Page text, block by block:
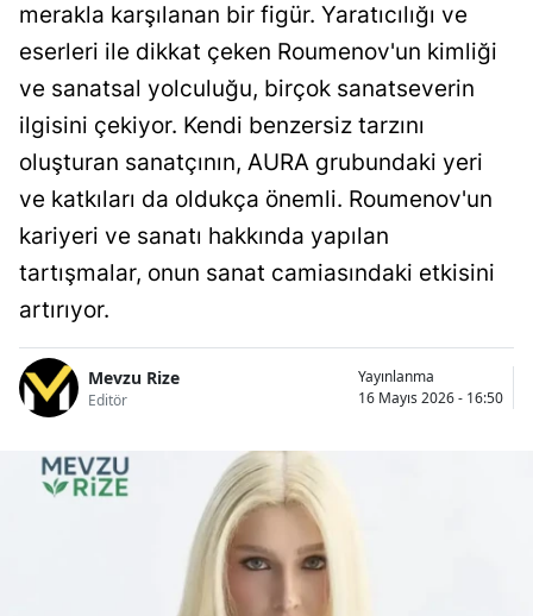
merakla karşılanan bir figür. Yaratıcılığı ve
eserleri ile dikkat çeken Roumenov'un kimliği
ve sanatsal yolculuğu, birçok sanatseverin
ilgisini çekiyor. Kendi benzersiz tarzını
oluşturan sanatçının, AURA grubundaki yeri
ve katkıları da oldukça önemli. Roumenov'un
kariyeri ve sanatı hakkında yapılan
tartışmalar, onun sanat camiasındaki etkisini
artırıyor.
Mevzu Rize
Editör
Yayınlanma
16 Mayıs 2026 - 16:50